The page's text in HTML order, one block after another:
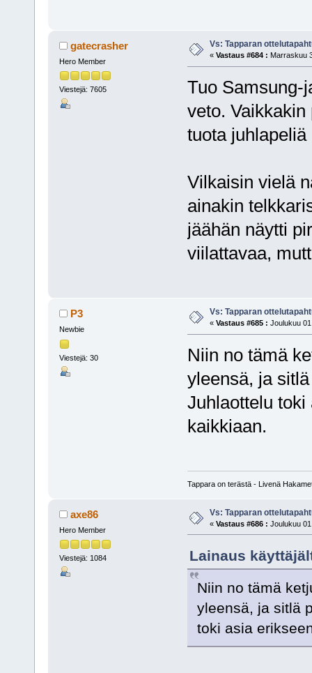
gatecrasher
Hero Member
Viestejä: 7605
Vs: Tapparan
« Vastaus #684 : Marraskuu
Tuo Samsung-
veto.
tuota
Vilkaisin vielä
ainakin
jäähän näytti
viilattavaa,
P3
Newbie
Viestejä: 30
Vs: Tapparan
« Vastaus #685 : Joulukuu
Niin no tämä
yleensä, ja
Juhlaottelu
kaikkiaan.
Tappara on terästä - Livenä
axe86
Hero Member
Viestejä: 1084
Vs: Tapparan
« Vastaus #686 : Joulukuu
Lainaus
Niin no tämä
yleensä, ja sitlä
toki asia